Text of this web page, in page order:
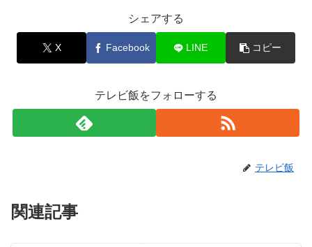
シェアする
X Facebook LINE コピー
テレビ飯をフォローする
テレビ飯
関連記事